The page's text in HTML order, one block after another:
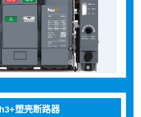
h3+塑壳断路器